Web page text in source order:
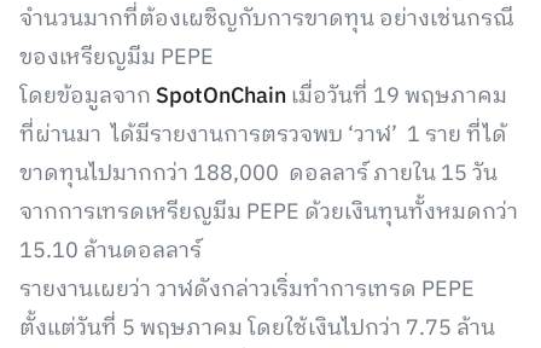
จำนวนมากที่ต้องเผชิญกับการขาดทุน อย่างเช่นกรณี
ของเหรียญมีม PEPE
โดยข้อมูลจาก SpotOnChainเมื่อวันที่ 19 พฤษภาคม
ที่ผ่านมา ได้มีรายงานการตรวจพบ ‘วาฬ’ 1 ราย ที่ได้
ขาดทุนไปมากกว่า 188,000 ดอลลาร์ ภายใน 15 วัน
จากการเทรดเหรียญมีม PEPE ด้วยเงินทุนทั้งหมดกว่า
15.10 ล้านดอลลาร์
รายงานเผยว่า วาฬดังกล่าวเริ่มทำการเทรด PEPE
ตั้งแต่วันที่ 5 พฤษภาคม โดยใช้เงินไปกว่า 7.75 ล้าน